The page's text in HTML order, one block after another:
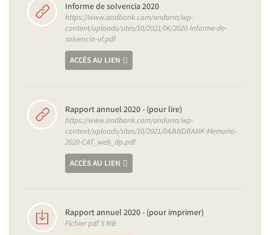
Informe de solvencia 2020
https://www.andbank.com/andorra/wp-
content/uploads/sites/10/2021/06/2020-Informe-de-
solvencia-vf.pdf
ACCÈS AU LIEN
Rapport annuel 2020 - (pour lire)
https://www.andbank.com/andorra/wp-
content/uploads/sites/10/2021/04/ANDBANK-Memoria-
2020-CAT_web_dp.pdf
ACCÈS AU LIEN
Rapport annuel 2020 - (pour imprimer)
Fichier pdf 5 MB